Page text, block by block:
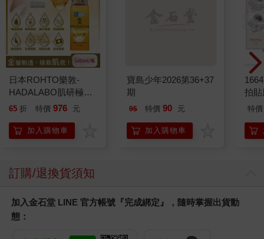
日本ROHTO樂敦-
HADALABO肌研極潤
金緻7重玻尿酸高效保
140ml/金瓶(Premium
臉部肌膚護理乳霜,素
65 折 特價 976 元
加入購物車
寶島少年2026第36+37
期
95 特價 90 元
加入購物車
拍
特價
訂購/退換貨須知
加入金石堂 LINE 官方帳號『完成綁定』，隨時掌握出貨動
態：